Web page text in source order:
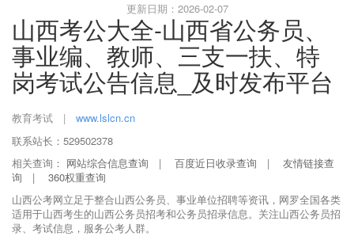
更新日期：2026-02-07
山西考公大全-山西省公务员、
事业编、教师、三支一扶、特
岗考试公告信息_及时发布平台
教育考试 |
www.lslcn.cn
联系站长：529502378
相关查询： 网站综合信息查询 | 百度近日收录查询 | 友情链接查
询 | 360权重查询
山西公考网立足于整合山西公务员、事业单位招聘等资讯，网罗全国各类
适用于山西考生的山西公务员招考和公务员招录信息。关注山西公务员招
录、考试信息，服务公考人群。